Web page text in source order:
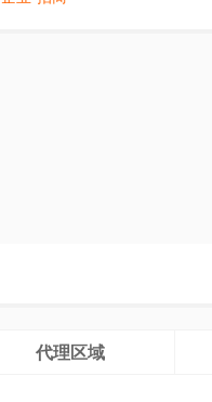
代理区域